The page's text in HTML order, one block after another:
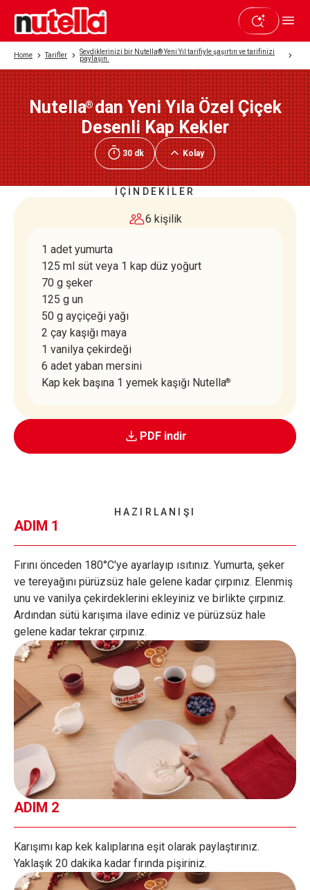
Home Tarifler
Sevdiklerinizi bir Nutella® Yeni Yıl tarifiyle şaşırtın ve tarifinizi
paylaşın.
Nutella®dan Yeni Yıla Özel Çiçek
Desenli Kap Kekler
30 dk Kolay
Beğendiyseniz paylaşın
İÇİNDEKİLER
6 kişilik
1 adet yumurta
125 ml süt veya 1 kap düz yoğurt
70 g şeker
125 g un
50 g ayçiçeği yağı
2 çay kaşığı maya
1 vanilya çekirdeği
6 adet yaban mersini
Kap kek başına 1 yemek kaşığı Nutella®
PDF indir
HAZIRLANIŞI
ADIM 1
Fırını önceden 180°C'ye ayarlayıp ısıtınız. Yumurta, şeker
ve tereyağını pürüzsüz hale gelene kadar çırpınız. Elenmiş
unu ve vanilya çekirdeklerini ekleyiniz ve birlikte çırpınız.
Ardından sütü karışıma ilave ediniz ve pürüzsüz hale
gelene kadar tekrar çırpınız.
ADIM 2
Karışımı kap kek kalıplarına eşit olarak paylaştırınız.
Yaklaşık 20 dakika kadar fırında pişiriniz.